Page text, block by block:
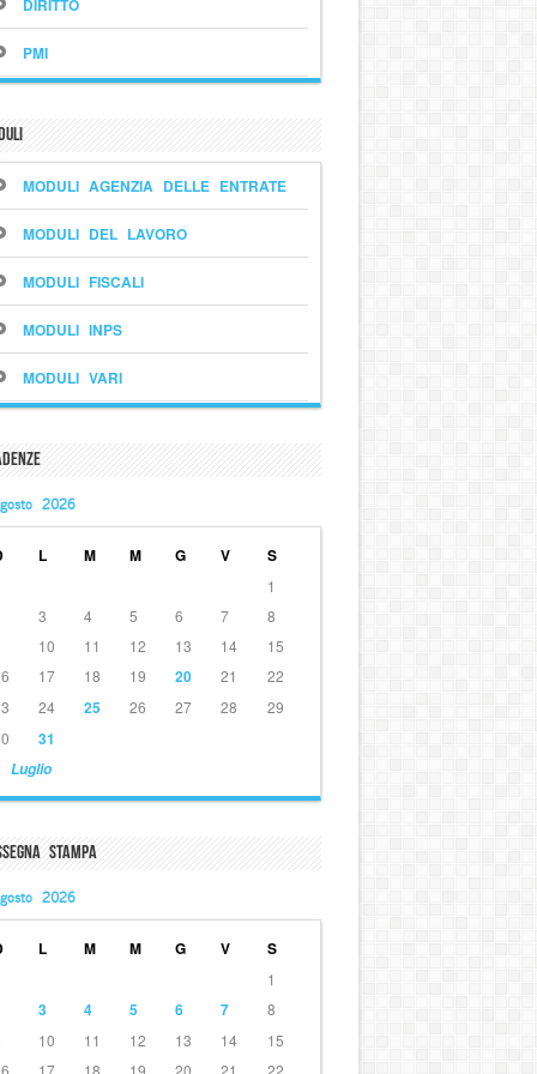
DIRITTO
PMI
MODULI AGENZIA DELLE ENTRATE
MODULI DEL LAVORO
MODULI FISCALI
MODULI INPS
MODULI VARI
2026
L M M G V S
Luglio
1
3 4 5 6 7
8
10 11 12 13 14
15
17 18 19 20 21
22
24 25 26 27 28
29
31
Stampa
2026
L M M G V S
1
3 4 5 6 7
8
10 11 12 13 14
15
17 18 19 20 21 22